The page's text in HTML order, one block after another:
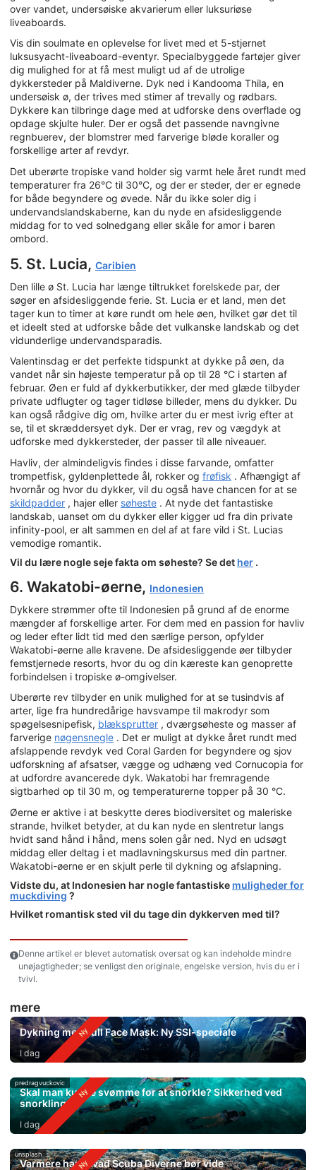
over vandet, undersøiske akvarierum eller luksuriøse
liveaboards.
Vis din soulmate en oplevelse for livet med et 5-stjernet
luksusyacht-liveaboard-eventyr. Specialbyggede fartøjer giver
dig mulighed for at få mest muligt ud af de utrolige
dykkersteder på Maldiverne. Dyk ned i Kandooma Thila, en
undersøisk ø, der trives med stimer af trevally og rødbars.
Dykkere kan tilbringe dage med at udforske dens overflade og
opdage skjulte huler. Der er også det passende navngivne
regnbuerev, der blomstrer med farverige bløde koraller og
forskellige arter af revdyr.
Det uberørte tropiske vand holder sig varmt hele året rundt med
temperaturer fra 26°C til 30°C, og der er steder, der er egnede
for både begyndere og øvede. Når du ikke soler dig i
undervandslandskaberne, kan du nyde en afsidesliggende
middag for to ved solnedgang eller skåle for amor i baren
ombord.
5. St. Lucia, Caribien
Den lille ø St. Lucia har længe tiltrukket forelskede par, der
søger en afsidesliggende ferie. St. Lucia er et land, men det
tager kun to timer at køre rundt om hele øen, hvilket gør det til
et ideelt sted at udforske både det vulkanske landskab og det
vidunderlige undervandsparadis.
Valentinsdag er det perfekte tidspunkt at dykke på øen, da
vandet når sin højeste temperatur på op til 28 °C i starten af
februar. Øen er fuld af dykkerbutikker, der med glæde tilbyder
private udflugter og tager tidløse billeder, mens du dykker. Du
kan også rådgive dig om, hvilke arter du er mest ivrig efter at
se, til et skræddersyet dyk. Der er vrag, rev og vægdyk at
udforske med dykkersteder, der passer til alle niveauer.
Havliv, der almindeligvis findes i disse farvande, omfatter
trompetfisk, gyldenplettede ål, rokker og frøfisk . Afhængigt af
hvornår og hvor du dykker, vil du også have chancen for at se
skildpadder , hajer eller søheste . At nyde det fantastiske
landskab, uanset om du dykker eller kigger ud fra din private
infinity-pool, er alt sammen en del af at fare vild i St. Lucias
vemodige romantik.
Vil du lære nogle seje fakta om søheste? Se det her .
6. Wakatobi-øerne, Indonesien
Dykkere strømmer ofte til Indonesien på grund af de enorme
mængder af forskellige arter. For dem med en passion for havliv
og leder efter lidt tid med den særlige person, opfylder
Wakatobi-øerne alle kravene. De afsidesliggende øer tilbyder
femstjernede resorts, hvor du og din kæreste kan genoprette
forbindelsen i tropiske ø-omgivelser.
Uberørte rev tilbyder en unik mulighed for at se tusindvis af
arter, lige fra hundredårige havsvampe til makrodyr som
spøgelsesnipefisk, blæksprutter , dværgsøheste og masser af
farverige nøgensnegle . Det er muligt at dykke året rundt med
afslappende revdyk ved Coral Garden for begyndere og sjov
udforskning af afsatser, vægge og udhæng ved Cornucopia for
at udfordre avancerede dyk. Wakatobi har fremragende
sigtbarhed op til 30 m, og temperaturerne topper på 30 °C.
Øerne er aktive i at beskytte deres biodiversitet og maleriske
strande, hvilket betyder, at du kan nyde en slentretur langs
hvidt sand hånd i hånd, mens solen går ned. Nyd en udsøgt
middag eller deltag i et madlavningskursus med din partner.
Wakatobi-øerne er en skjult perle til dykning og afslapning.
Vidste du, at Indonesien har nogle fantastiske muligheder for
muckdiving ?
Hvilket romantisk sted vil du tage din dykkerven med til?
Denne artikel er blevet automatisk oversat og kan indeholde mindre
unøjagtigheder; se venligst den originale, engelske version, hvis du er i
tvivl.
mere
Dykning med Full Face Mask: Ny SSI-speciale
I dag
predragvuckovic
Skal man kunne svømme for at snorkle? Sikkerhed ved
snorkling
I dag
unsplash
Varmere hav: Hvad Scuba Diverne bør vide